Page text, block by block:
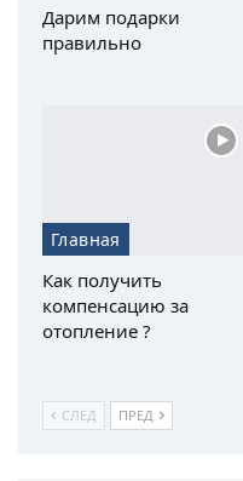
Дарим подарки
правильно
Главная
Как получить
компенсацию за
отопление ?
СЛЕД ПРЕД